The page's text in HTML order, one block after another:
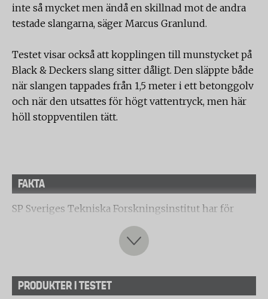
inte så mycket men ändå en skillnad mot de andra
testade slangarna, säger Marcus Granlund.
Testet visar också att kopplingen till munstycket på
Black & Deckers slang sitter dåligt. Den släppte både
när slangen tappades från 1,5 meter i ett betonggolv
och när den utsattes för högt vattentryck, men här
höll stoppventilen tätt.
FAKTA
SP Sveriges Tekniska Forskningsinstitut har för
Testfaktas räkning testat sju trädgårdsslangar.
Viktest med tryckprov
placerades på golvet. Slangen drogs ut och
PRODUKTER I TESTET